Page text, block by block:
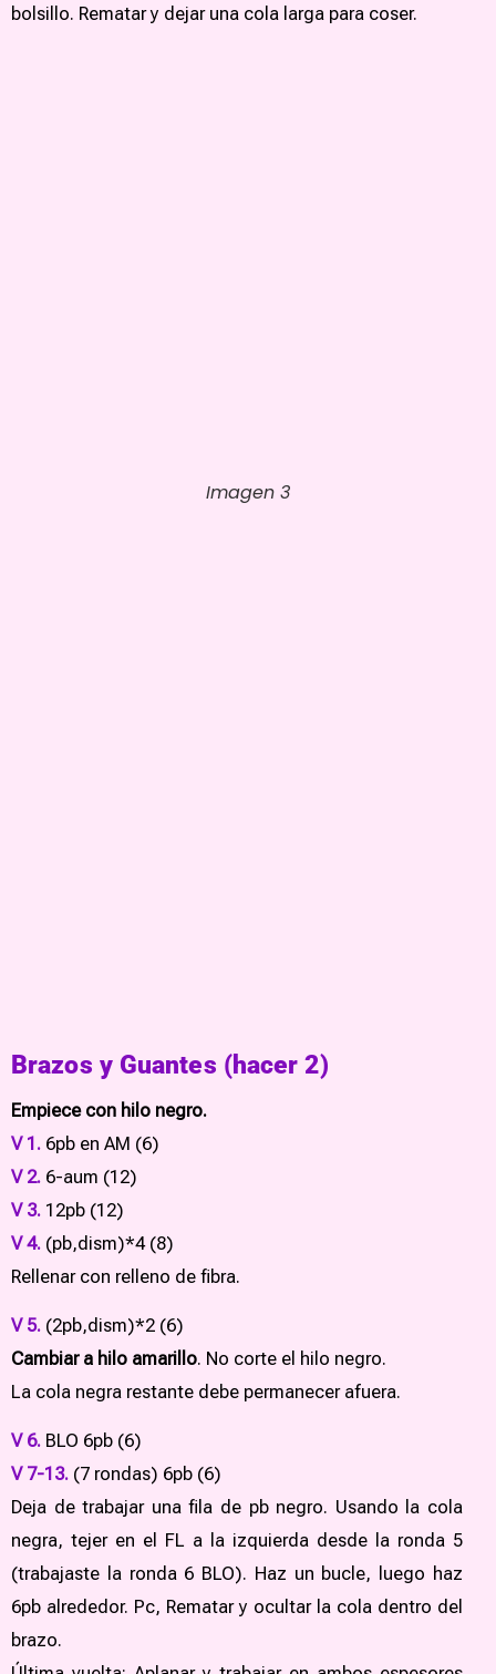
bolsillo. Rematar y dejar una cola larga para coser.
Imagen 3
Brazos y Guantes (hacer 2)
Empiece con hilo negro.
V 1. 6pb en AM (6)
V 2. 6-aum (12)
V 3. 12pb (12)
V 4. (pb,dism)*4 (8)
Rellenar con relleno de fibra.
V 5. (2pb,dism)*2 (6)
Cambiar a hilo amarillo. No corte el hilo negro.
La cola negra restante debe permanecer afuera.
V 6. BLO 6pb (6)
V 7-13. (7 rondas) 6pb (6)
Deja de trabajar una fila de pb negro. Usando la cola
negra, tejer en el FL a la izquierda desde la ronda 5
(trabajaste la ronda 6 BLO). Haz un bucle, luego haz
6pb alrededor. Pc, Rematar y ocultar la cola dentro del
brazo.